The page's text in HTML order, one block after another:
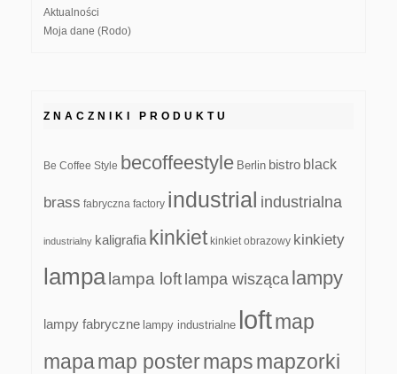
Aktualności
Moja dane (Rodo)
ZNACZNIKI PRODUKTU
Be Coffee Style becoffeestyle Berlin bistro black
brass fabryczna factory industrial industrialna
industrialny kaligrafia kinkiet kinkiet obrazowy kinkiety
lampa lampa loft lampa wisząca lampy
lampy fabryczne lampy industrialne loftmap
mapamap postermapsmapzorki